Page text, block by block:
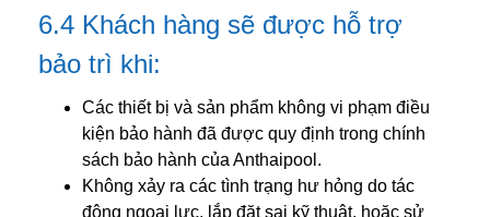
6.4 Khách hàng sẽ được hỗ trợ
bảo trì khi:
Các thiết bị và sản phẩm không vi phạm điều
kiện bảo hành đã được quy định trong chính
sách bảo hành của Anthaipool.
Không xảy ra các tình trạng hư hỏng do tác
động ngoại lực, lắp đặt sai kỹ thuật, hoặc sử